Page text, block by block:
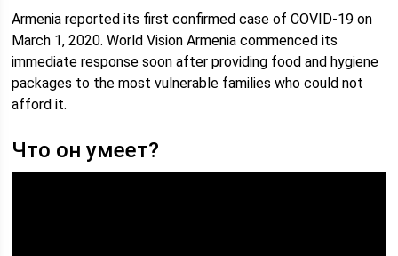
Armenia reported its first confirmed case of COVID-19 on
March 1, 2020. World Vision Armenia commenced its
immediate response soon after providing food and hygiene
packages to the most vulnerable families who could not
afford it.
Что он умеет?